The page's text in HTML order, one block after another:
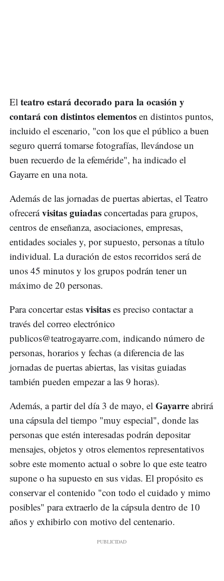
El teatro estará decorado para la ocasión y
contará con distintos elementos en distintos puntos,
incluido el escenario, "con los que el público a buen
seguro querrá tomarse fotografías, llevándose un
buen recuerdo de la efeméride", ha indicado el
Gayarre en una nota.
Además de las jornadas de puertas abiertas, el Teatro
ofrecerávisitas guiadas concertadas para grupos,
centros de enseñanza, asociaciones, empresas,
entidades sociales y, por supuesto, personas a título
individual. La duración de estos recorridos será de
unos 45 minutos y los grupos podrán tener un
máximo de 20 personas.
Para concertar estas visitas es preciso contactar a
través del correo electrónico
publicos@teatrogayarre.com, indicando número de
personas, horarios y fechas (a diferencia de las
jornadas de puertas abiertas, las visitas guiadas
también pueden empezar a las 9 horas).
Además, a partir del día 3 de mayo, el Gayarre abrirá
una cápsula del tiempo "muy especial", donde las
personas que estén interesadas podrán depositar
mensajes, objetos y otros elementos representativos
sobre este momento actual o sobre lo que este teatro
supone o ha supuesto en sus vidas. El propósito es
conservar el contenido "con todo el cuidado y mimo
posibles" para extraerlo de la cápsula dentro de 10
años y exhibirlo con motivo del centenario.